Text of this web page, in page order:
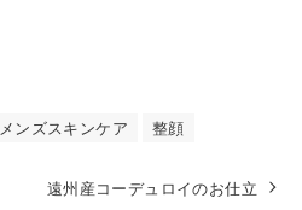
メンズスキンケア 整顔
遠州産コーデュロイのお仕立